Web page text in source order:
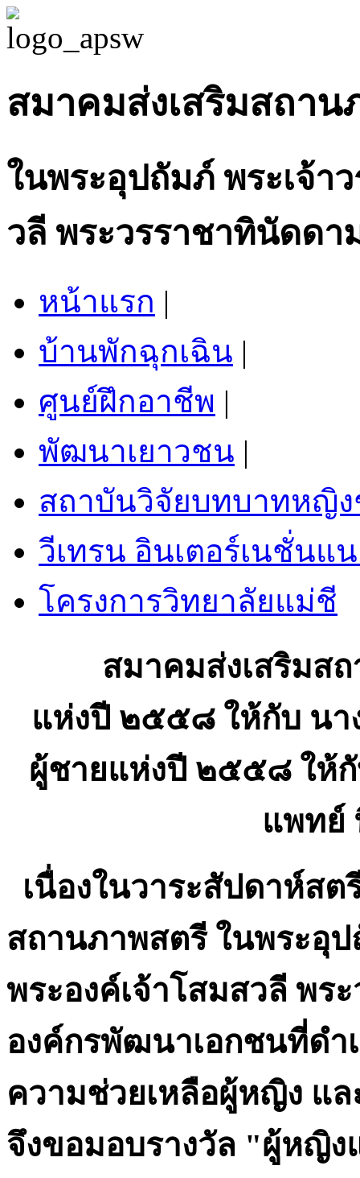
สมาคมส่งเสริมสถาน
ในพระอุปถัมภ์ พระเจ้า
วลี พระวรราชาทินัดดา
หน้าแรก |
บ้านพักฉุกเฉิน |
ศูนย์ฝึกอาชีพ |
พัฒนาเยาวชน |
สถาบันวิจัยบทบาทหญิง
วีเทรน อินเตอร์เนชั่นแ
โครงการวิทยาลัยแม่ชี
สมาคมส่งเสริมสถา
แห่งปี ๒๕๕๘ ให้กับ นา
ผู้ชายแห่งปี ๒๕๕๘ ให้
แพทย์
เนื่องในวาระสัปดาห์ส
สถานภาพสตรี ในพระอุป
พระองค์เจ้าโสมสวลี พร
องค์กรพัฒนาเอกชนที่ดำ
ความช่วยเหลือผู้หญิง แ
จึงขอมอบรางวัล "ผู้หญิ